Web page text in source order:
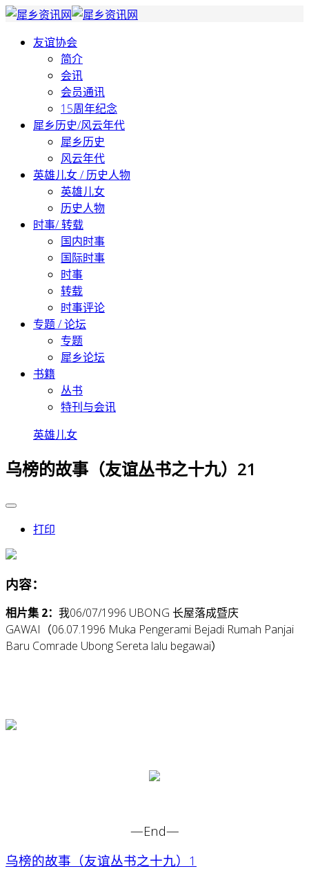
友谊协会
简介
会讯
会员通讯
15周年纪念
犀乡历史/风云年代
犀乡历史
风云年代
英雄儿女 / 历史人物
英雄儿女
历史人物
时事/ 转载
国内时事
国际时事
时事
转载
时事评论
专题 / 论坛
专题
犀乡论坛
书籍
丛书
特刊与会讯
英雄儿女
乌榜的故事（友谊丛书之十九）21
打印
内容：
相片集 2： 我06/07/1996 UBONG 长屋落成暨庆
GAWAI（06.07.1996 Muka Pengerami Bejadi Rumah Panjai
Baru Comrade Ubong Sereta lalu begawai）
—End—
乌榜的故事（友谊丛书之十九）1